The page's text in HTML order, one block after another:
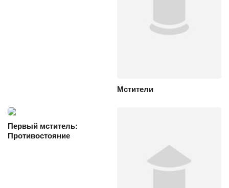
Мстители
Первый мститель:
Противостояние